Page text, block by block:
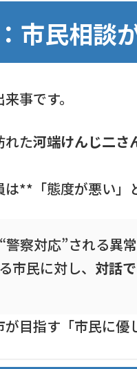
：市民相談
事です。
れた河端けんじ二さ
は**「態度が悪い」
警察対応”される異
市民に対し、 対話
が目指す「市民に